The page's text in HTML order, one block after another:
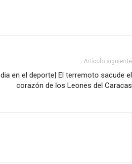
Artículo siguiente
en el deporte| El terremoto sacude el
corazón de los Leones del Caracas